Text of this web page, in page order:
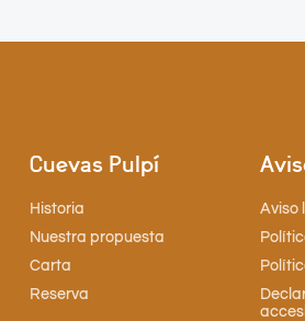
Cuevas Pulpí
Historia
Nuestra propuesta
Carta
Reserva
Aviso